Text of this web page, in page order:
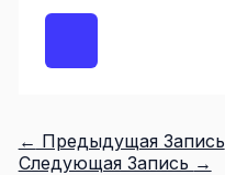
← Предыдущая Запись
Следующая Запись →